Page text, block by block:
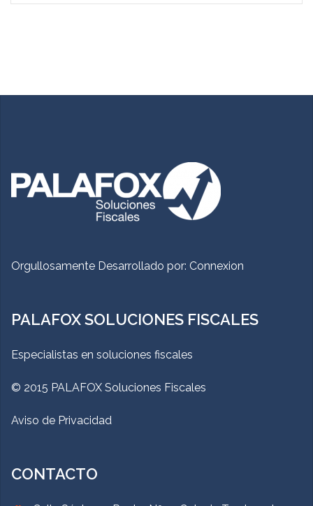
Orgullosamente Desarrollado por: Connexion
PALAFOX SOLUCIONES FISCALES
Especialistas en soluciones fiscales
© 2015 PALAFOX Soluciones Fiscales
Aviso de Privacidad
CONTACTO